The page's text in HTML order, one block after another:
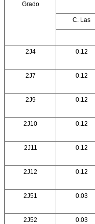
Grado
C. Las
2J4 0.12
2J7 0.12
2J9 0.12
2J10 0.12
2J11 0.12
2J12 0.12
2J51 0.03
2J52 0.03